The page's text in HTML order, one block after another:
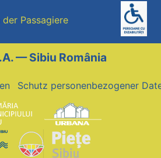
Passagiere
— Sibiu România
Schutz personenbezogener